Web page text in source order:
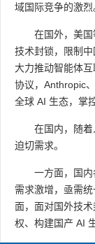
域国际竞争的激烈
在国外，美
技术封锁，限制
大力推动智能体
协议，Anthropic
全球 AI 生态，掌
在国内，随
迫切需求。
一方面，国
需求激增，亟需
面，面对国外技
权、构建国产 AI